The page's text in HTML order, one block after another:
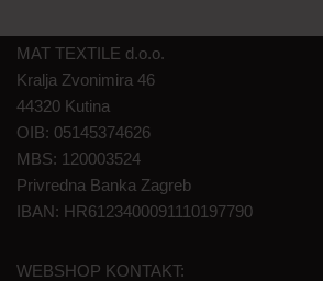
MAT TEXTILE d.o.o.
Kralja Zvonimira 46
44320 Kutina
OIB: 05145374626
MBS: 120003524
Privredna Banka Zagreb
IBAN: HR6123400091110197790
WEBSHOP KONTAKT: